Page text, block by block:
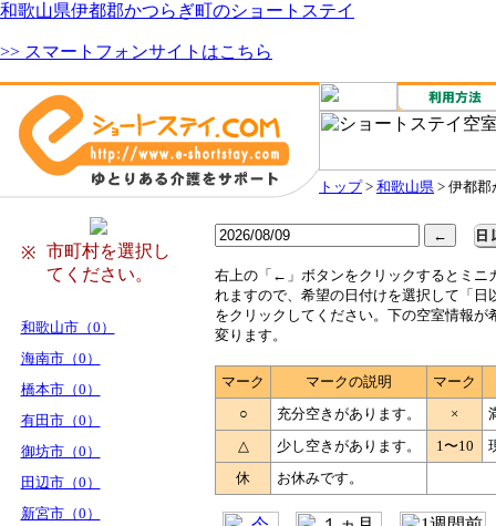
和歌山県伊都郡かつらぎ町のショートステイ
>> スマートフォンサイトはこちら
トップ> 和歌山県 > 伊都郡
※
市町村を選択し
てください。
和歌山市（0）
海南市（0）
橋本市（0）
有田市（0）
御坊市（0）
田辺市（0）
新宮市（0）
右上の「←」ボタンをクリックするとミニ
れますので、希望の日付けを選択して「日
をクリックしてください。下の空室情報が
変ります。
マーク マークの説明
マーク
○
充分空きがあります。 ×
△
少し空きがあります。 1〜10
休
お休みです。